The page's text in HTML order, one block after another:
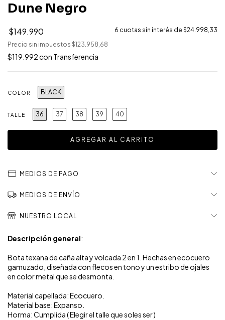
Dune Negro
$149.990 6 cuotas sin interés de $24.998,33
Precio sin impuestos $123.958,68
$119.992con Transferencia
COLOR BLACK
TALLE 36 37 38 39 40
MEDIOS DE PAGO
MEDIOS DE ENVÍO
NUESTRO LOCAL
Descripción general:
Bota texana de caña alta y volcada 2 en 1. Hechas en ecocuero
gamuzado, diseñada con flecos en tono y un estribo de ojales
en color metal que se desmonta.
Material capellada: Ecocuero.
Material base: Expanso.
Horma: Cumplida ( Elegir el talle que soles ser )